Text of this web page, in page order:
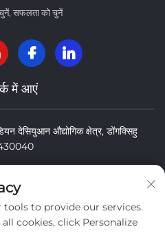
सफलता को चुनें
में आएं
देसियुआन औद्योगिक क्षेत्र, डोंगक्सिहु
to provide our services.
cookies, click Personalize